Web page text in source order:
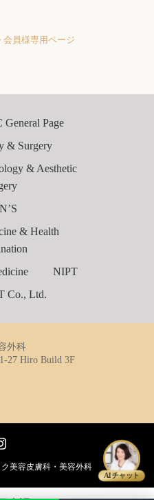
会員様専用ページ
Page
& Surgery
& Aesthetic
& Health
NIPT
Co., Ltd.
外科
27 Hiro Build 3F
美容皮膚科・美容外科
AIチャット